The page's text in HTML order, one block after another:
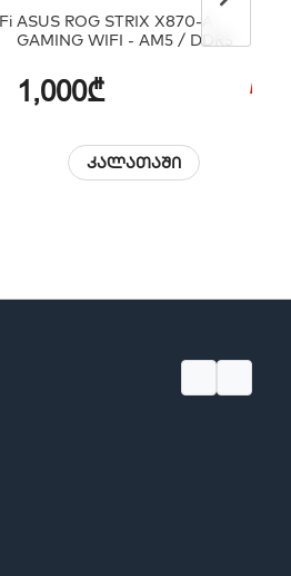
ASUS ROG STRIX X870-A
GAMING WIFI - AM5 / DDR5
1,000₾
კალათაში